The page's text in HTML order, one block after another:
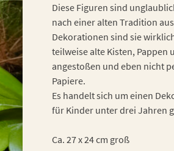
Diese Figuren sind
nach einer alten Tradition
Dekorationen sind sie
teilweise alte Kisten, Pappen
angestoßen und eben nicht
Papiere.
Es handelt sich um einen
für Kinder unter drei Jahren
Ca. 27 x 24 cm groß